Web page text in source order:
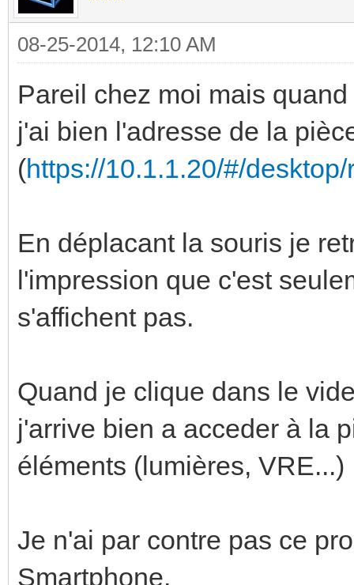
08-25-2014, 12:10 AM
Pareil chez moi mais
j'ai bien l'adresse de la
(https://10.1.1.20/#/
En déplacant la souris je
l'impression que c'est
s'affichent pas.
Quand je clique dans le
j'arrive bien a acceder à la
éléments (lumières, VRE...)
Je n'ai par contre pas ce
Smartphone.